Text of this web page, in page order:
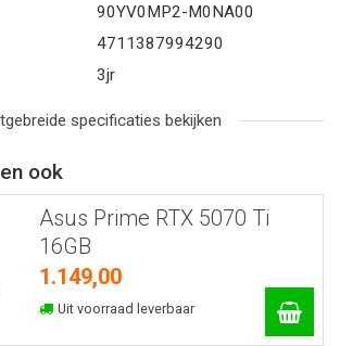
90YV0MP2-M0NA00
4711387994290
3jr
specificaties bekijken
ook
Asus Prime RTX 5070 Ti
16GB
1.149,00
Uit voorraad leverbaar